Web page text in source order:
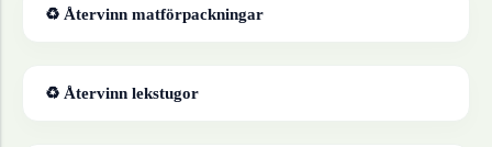
♻ Återvinn matförpackningar
♻ Återvinn lekstugor